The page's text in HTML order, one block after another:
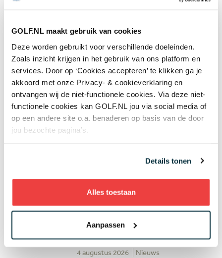
GOLF.NL maakt gebruik van cookies
Deze worden gebruikt voor verschillende doeleinden.
Zoals inzicht krijgen in het gebruik van ons platform en
services. Door op ‘Cookies accepteren’ te klikken ga je
akkoord met onze Privacy- & cookieverklaring en
ontvangen wij de niet-functionele cookies. Via deze niet-
functionele cookies kan GOLF.NL jou via social media of
op een andere site o.a. benaderen op basis van de door
jou bezochte pagina’s.
Details tonen
Alles toestaan
Aanpassen
Overig nieuws
+ Toon meer
Meest gelezen
Luiten echt de makkelijkste
clubtitels op eigen baan: 'Ik heb
talent, zij hebben dat niet'
4 augustus 2026 Nieuws